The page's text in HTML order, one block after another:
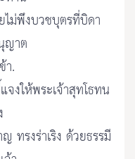
ไม่พึงบวชบุตรที่บิดา
ญาต
า.
งให้พระเจ้าสุทโธทน
ทรงร่าเริง ด้วยธรรมี